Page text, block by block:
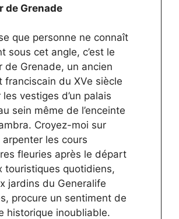
de Grenade
que personne ne connaît
sous cet angle, c’est le
de Grenade, un ancien
franciscain du XVe siècle
vestiges d’un palais
sein même de l’enceinte
Croyez-moi sur
arpenter les cours
fleuries après le départ
touristiques quotidiens,
jardins du Generalife
procure un sentiment de
historique inoubliable.